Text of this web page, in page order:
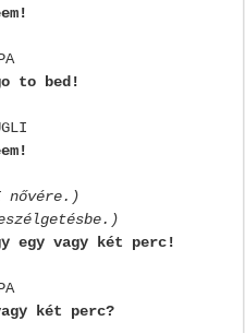
to bed!
nővére.)
egy vagy két perc!
két perc?